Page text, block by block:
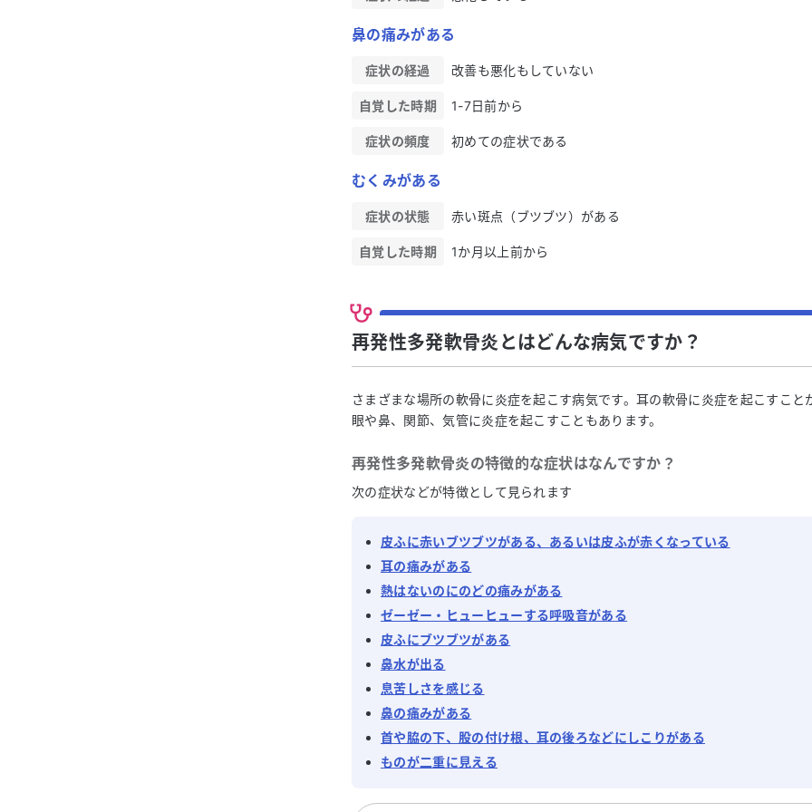
鼻の痛みがある
症状の経過 改善も悪化もしていない
自覚した時期 1-7日前から
症状の頻度 初めての症状である
むくみがある
症状の状態 赤い斑点（ブツブツ）がある
自覚した時期 1か月以上前から
再発性多発軟骨炎とはどんな病気ですか？
さまざまな場所の軟骨に炎症を起こす病気です。耳の軟骨に炎症を起こすこと
眼や鼻、関節、気管に炎症を起こすこともあります。
再発性多発軟骨炎の特徴的な症状はなんですか？
次の症状などが特徴として見られます
皮ふに赤いブツブツがある、あるいは皮ふが赤くなっている
耳の痛みがある
熱はないのにのどの痛みがある
ゼーゼー・ヒューヒューする呼吸音がある
皮ふにブツブツがある
鼻水が出る
息苦しさを感じる
鼻の痛みがある
首や脇の下、股の付け根、耳の後ろなどにしこりがある
ものが二重に見える